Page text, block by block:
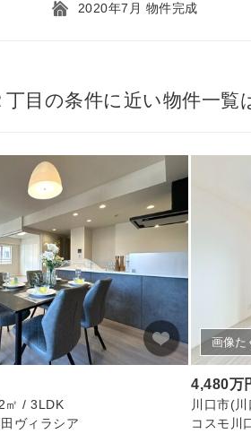
2020年7月 物件完成
丁目の条件に近い物件一覧
㎡ / 3LDK
ヴィラシア
画像た
4,480万
川口市(
コスモ川